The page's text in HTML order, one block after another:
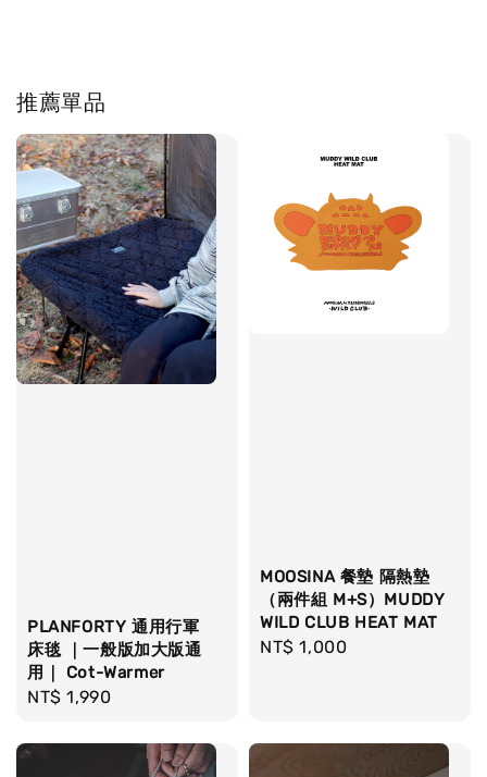
推薦單品
PLANFORTY 通用行軍
床毯 ｜一般版加大版通
用｜ Cot-Warmer
Regular
NT$ 1,990
MOOSINA 餐墊 隔熱墊
（兩件組 M+S）MUDDY
WILD CLUB HEAT MAT
Regular
NT$ 1,000